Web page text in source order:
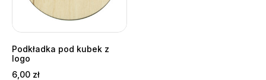
Podkładka pod kubek z
logo
Cena
6,00 zł